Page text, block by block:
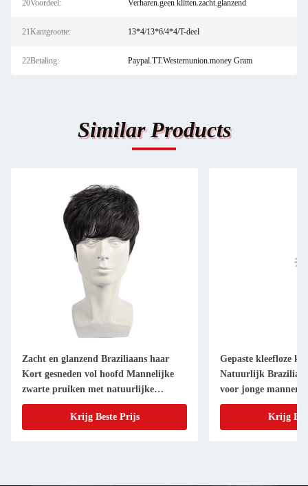
20Voordeel: Verharen.geen klitten.zacht.glanzend
21Kantgrootte: 13*4/13*6/4*4/T-deel
22Betaling: Paypal.TT.Westernunion.money Gram
Similar Products
Zacht en glanzend Braziliaans haar
Kort gesneden vol hoofd Mannelijke
zwarte pruiken met natuurlijke
hoofdhuid
Krijg Beste Prijs
Gepaste kleefloze
Natuurlijk
voor jonge mannen
dichtheid
Krijg